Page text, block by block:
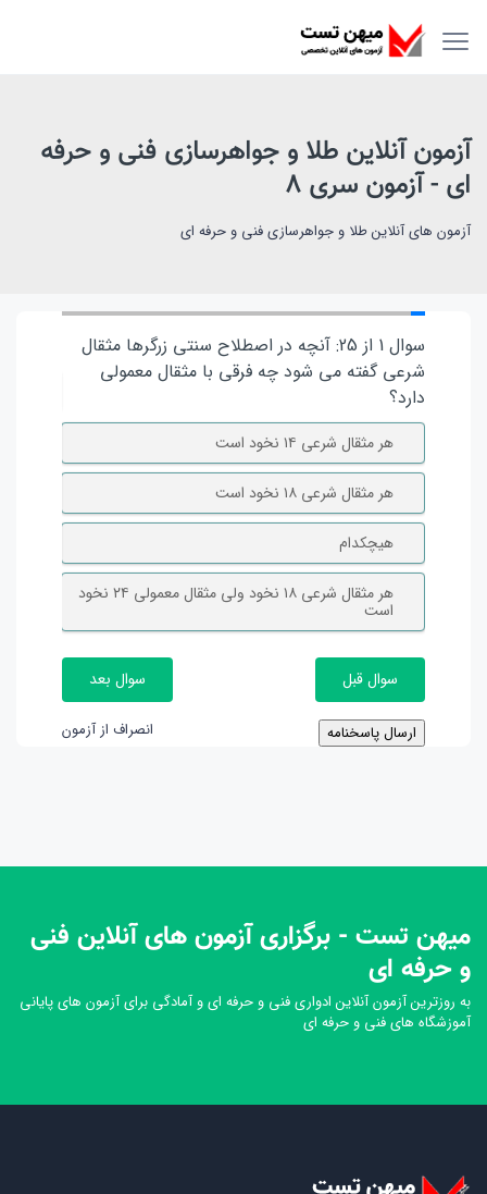
آزمون آنلاین طلا و جواهرسازی فنی و حرفه
ای - آزمون سری 8
آزمون های آنلاین طلا و جواهرسازی فنی و حرفه ای
سوال 1 از 25: آنچه در اصطلاح سنتی زرگرها مثقال
شرعی گفته می شود چه فرقی با مثقال معمولی
دارد؟
هر مثقال شرعی ۱۴ نخود است
هر مثقال شرعی ۱۸ نخود است
هیچکدام
هر مثقال شرعی ۱۸ نخود ولی مثقال معمولی ۲۴ نخود
است
سوال قبل سوال بعد
ارسال پاسخنامه انصراف از آزمون
میهن تست - برگزاری آزمون های آنلاین فنی
و حرفه ای
به روزترین آزمون آنلاین ادواری فنی و حرفه ای و آمادگی برای آزمون های پایانی
آموزشگاه های فنی و حرفه ای